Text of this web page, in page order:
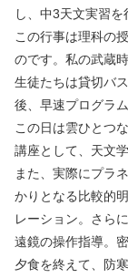
し、中3天文実習を
この行事は理科の
のです。私の武蔵
生徒たちは貸切バ
後、早速プログラ
この日は雲ひとつ
講座として、天文
また、実際にプラ
かりとなる比較的
レーション。さら
遠鏡の操作指導。
夕食を終えて、防